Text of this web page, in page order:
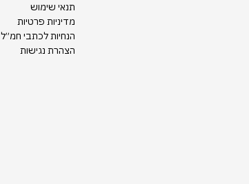
תנאי שימוש
מדיניות פרטיות
הנחיות לכתבי חמ״ל
הצהרת נגישות